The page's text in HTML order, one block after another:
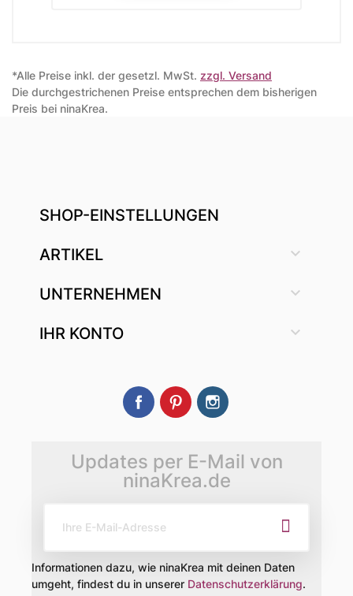
*Alle Preise inkl. der gesetzl. MwSt. zzgl. Versand
Die durchgestrichenen Preise entsprechen dem bisherigen
Preis bei ninaKrea.
SHOP-EINSTELLUNGEN
ARTIKEL 
UNTERNEHMEN 
IHR KONTO 
FacebookPinterest
Updates per E-Mail von
ninaKrea.de
Informationen dazu, wie ninaKrea mit deinen Daten
umgeht, findest du in unserer Datenschutzerklärung.